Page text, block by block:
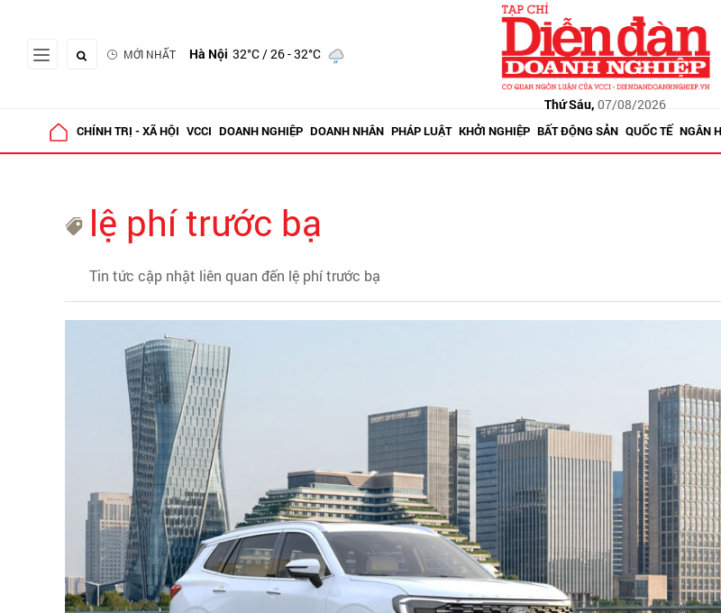
MỚI NHẤT Hà Nội 32°C/ 26 - 32°C
Thứ Sáu, 07/08/2026
CHÍNH TRỊ - XÃ HỘI VCCI DOANH NGHIỆP DOANH NHÂN PHÁP LUẬT KHỞI NGHIỆP BẤT ĐỘNG SẢN QUỐC TẾ NGÂN
lệ phí trước bạ
Tin tức cập nhật liên quan đến lệ phí trước bạ